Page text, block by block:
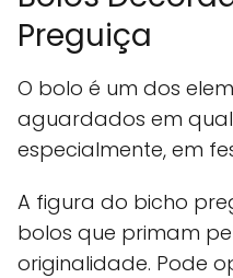
Preguiça
O bolo é um dos
aguardados em
especialmente, em
A figura do bicho
bolos que primam
originalidade. Pode